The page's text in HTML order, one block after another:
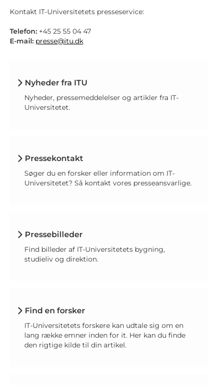
Kontakt IT-Universitetets presseservice:
Telefon: +45 25 55 04 47
E-mail: presse@itu.dk
Nyheder fra ITU
Nyheder, pressemeddelelser og artikler fra IT-
Universitetet.
Pressekontakt
Søger du en forsker eller information om IT-
Universitetet? Så kontakt vores presseansvarlige.
Pressebilleder
Find billeder af IT-Universitetets bygning,
studieliv og direktion.
Find en forsker
IT-Universitetets forskere kan udtale sig om en
lang række emner inden for it. Her kan du finde
den rigtige kilde til din artikel.